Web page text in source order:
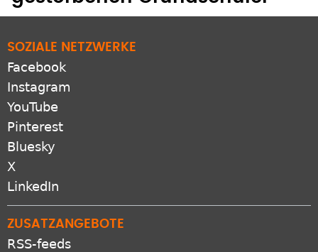
gestorbenen Grundschüler
SOZIALE NETZWERKE
Facebook
Instagram
YouTube
Pinterest
Bluesky
X
ZUSATZANGEBOTE